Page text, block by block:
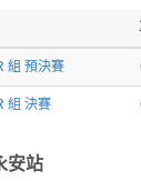
組 預決賽
組 決賽
安站